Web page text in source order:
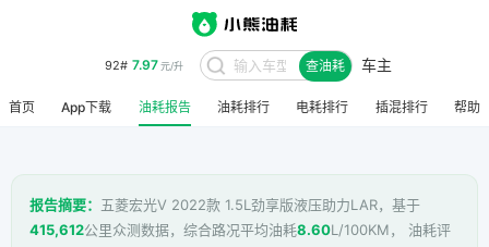
92# 7.97元/升 查油耗 车主
首页 App下载 油耗报告 油耗排行 电耗排行 插混排行 帮助
报告摘要： 五菱宏光V 2022款 1.5L劲享版液压助力LAR，基于
415,612公里众测数据，综合路况平均油耗8.60L/100KM， 油耗评